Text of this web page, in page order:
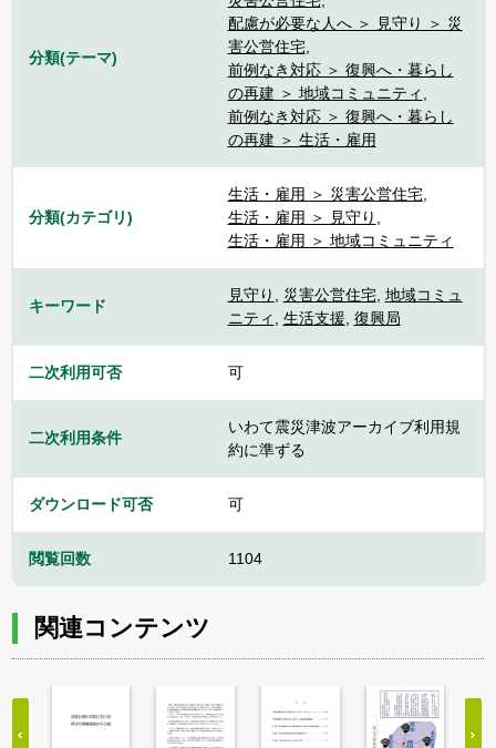
分類(テーマ)
配慮が必要な人へ ＞ 見守り ＞ 災
害公営住宅,
前例なき対応 ＞ 復興へ・暮らし
の再建 ＞ 地域コミュニティ ,
前例なき対応 ＞ 復興へ・暮らし
の再建 ＞ 生活・雇用
分類(カテゴリ)
生活・雇用 ＞ 災害公営住宅,
生活・雇用 ＞ 見守り ,
生活・雇用 ＞ 地域コミュニティ
キーワード
見守り , 災害公営住宅, 地域コミュ
ニティ , 生活支援, 復興局
二次利用可否 可
二次利用条件
いわて震災津波アーカイブ利用規
約に準ずる
ダウンロード可否 可
閲覧回数 1104
関連コンテンツ